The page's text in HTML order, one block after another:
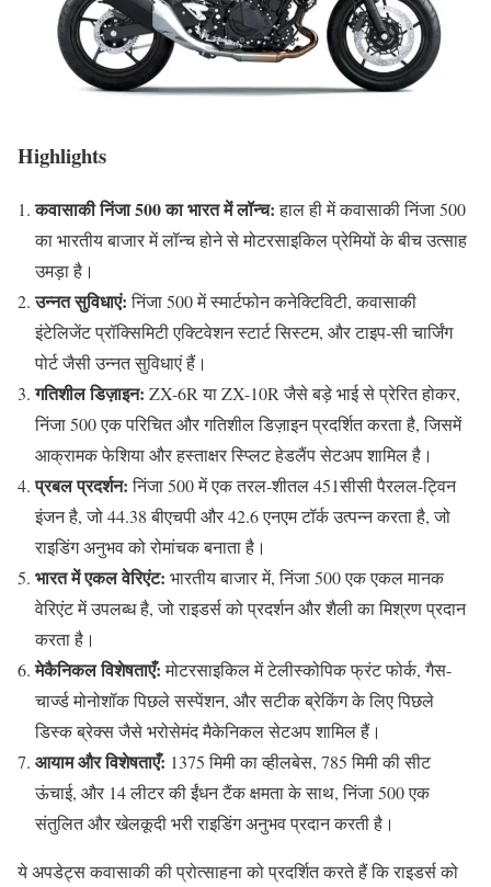
Highlights
कवासाकी निंजा 500 का भारत में लॉन्च:हाल ही में कवासाकी निंजा 500
का भारतीय बाजार में लॉन्च होने से मोटरसाइकिल प्रेमियों के बीच उत्साह
उमड़ा है।
उन्नत सुविधाएं:निंजा 500 में स्मार्टफोन कनेक्टिविटी, कवासाकी
इंटेलिजेंट प्रॉक्सिमिटी एक्टिवेशन स्टार्ट सिस्टम, और टाइप-सी चार्जिंग
पोर्ट जैसी उन्नत सुविधाएं हैं।
गतिशील डिज़ाइन: ZX-6R या ZX-10R जैसे बड़े भाई से प्रेरित होकर,
निंजा 500 एक परिचित और गतिशील डिज़ाइन प्रदर्शित करता है, जिसमें
आक्रामक फेशिया और हस्ताक्षर स्प्लिट हेडलैंप सेटअप शामिल है।
प्रबल प्रदर्शन:निंजा 500 में एक तरल-शीतल 451सीसी पैरलल-ट्विन
इंजन है, जो 44.38 बीएचपी और 42.6 एनएम टॉर्क उत्पन्न करता है, जो
राइडिंग अनुभव को रोमांचक बनाता है।
भारत में एकल वेरिएंट: भारतीय बाजार में, निंजा 500 एक एकल मानक
वेरिएंट में उपलब्ध है, जो राइडर्स को प्रदर्शन और शैली का मिश्रण प्रदान
करता है।
मेकैनिकल विशेषताएँ:मोटरसाइकिल में टेलीस्कोपिक फ्रंट फोर्क, गैस-
चार्ज्ड मोनोशॉक पिछले सस्पेंशन, और सटीक ब्रेकिंग के लिए पिछले
डिस्क ब्रेक्स जैसे भरोसेमंद मैकेनिकल सेटअप शामिल हैं।
आयाम और विशेषताएँ: 1375 मिमी का व्हीलबेस, 785 मिमी की सीट
ऊंचाई, और 14 लीटर की ईंधन टैंक क्षमता के साथ, निंजा 500 एक
संतुलित और खेलकूदी भरी राइडिंग अनुभव प्रदान करती है।
ये अपडेट्स कवासाकी की प्रोत्साहना को प्रदर्शित करते हैं कि राइडर्स को